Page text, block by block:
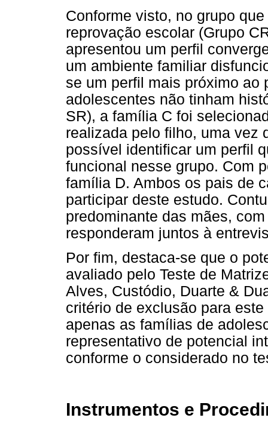
Conforme visto, no grupo
reprovação escolar (Grupo
apresentou um perfil
um ambiente familiar
se um perfil mais próximo ao
adolescentes não tinham
SR), a família C foi
realizada pelo filho, uma vez
possível identificar um perfil
funcional nesse grupo. Com
família D. Ambos os pais de
participar deste estudo.
predominante das mães,
responderam juntos à
Por fim, destaca-se que o
avaliado pelo Teste de
Alves, Custódio, Duarte &
critério de exclusão para
apenas as famílias de
representativo de potencial
conforme o considerado no
Instrumentos e